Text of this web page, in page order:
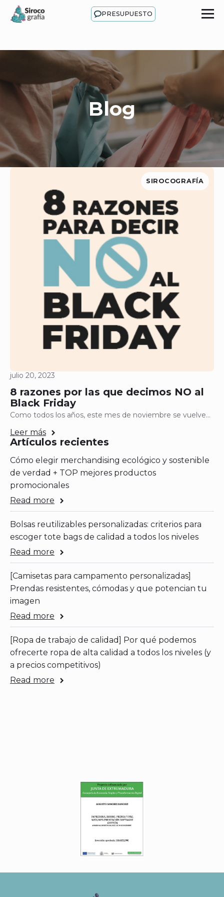
PRESUPUESTO
Blog
8 razones por las que decimos NO al
Black Friday
julio 20, 2023
SIROCOGRAFÍA
Como todos los años, este mes de noviembre se vuelve…
Leer más
Artículos recientes
Cómo elegir merchandising ecológico y sostenible
de verdad + TOP mejores productos
promocionales
Read more
Bolsas reutilizables personalizadas: criterios para
escoger tote bags de calidad a todos los niveles
Read more
[Camisetas para campamento personalizadas]
Prendas resistentes, cómodas y que potencian tu
imagen
Read more
[Ropa de trabajo de calidad] Por qué podemos
ofrecerte ropa de alta calidad a todos los niveles (y
a precios competitivos)
Read more